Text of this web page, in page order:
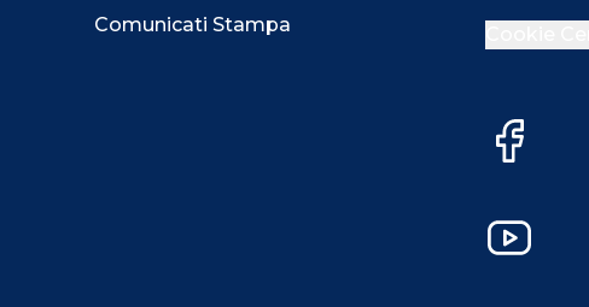
Comunicati Stampa
Facebook
YouTube
Accetta